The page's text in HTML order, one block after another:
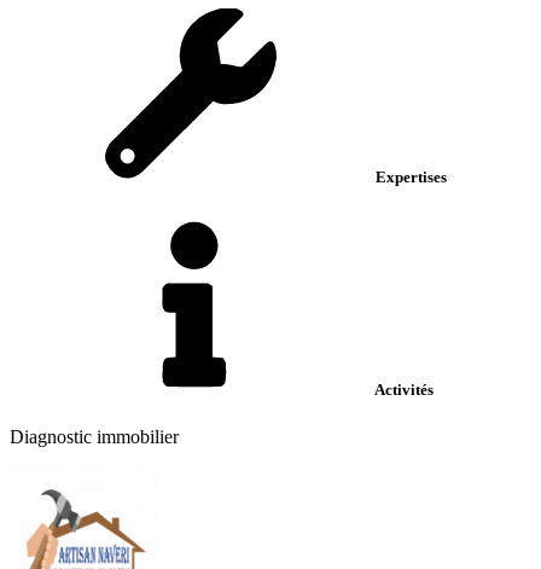
Expertises
Activités
Diagnostic immobilier